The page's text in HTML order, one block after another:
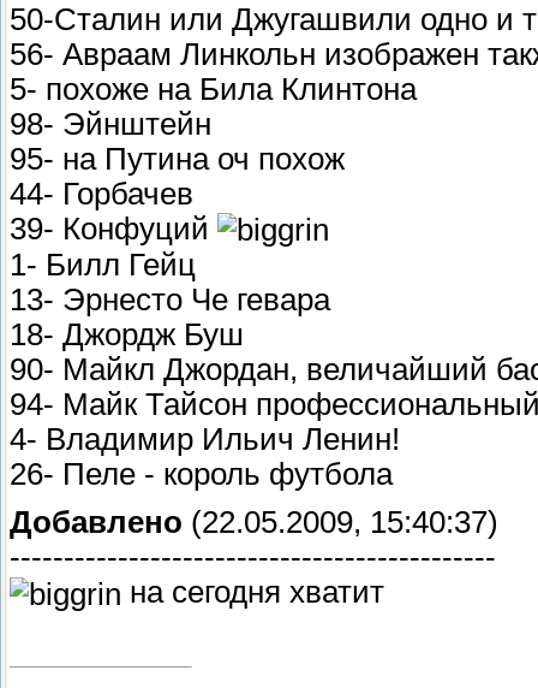
50-Сталин или Джугашвили одно и
56- Авраам Линкольн изображен
5- похоже на Била Клинтона
98- Эйнштейн
95- на Путина оч похож
44- Горбачев
39- Конфуций
1- Билл Гейц
13- Эрнесто Че гевара
18- Джордж Буш
90- Майкл Джордан, величайший
94- Майк Тайсон
4- Владимир Ильич Ленин!
26- Пеле - король футбола
Добавлено (22.05.2009, 15:40:37)
---------------------------------------------
на сегодня хватит